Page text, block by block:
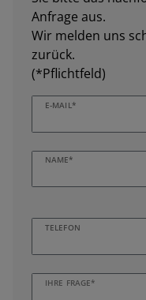
Anfrage aus.
Wir melden uns
zurück.
(*Pflichtfeld)
E-MAIL*
NAME*
TELEFON
IHRE FRAGE*